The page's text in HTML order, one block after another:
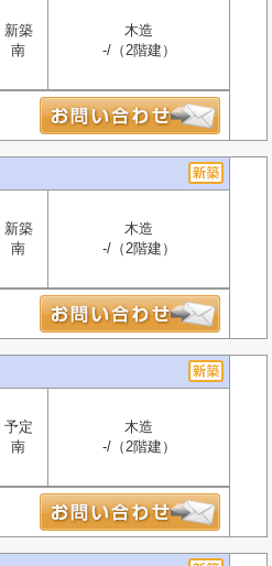
新築
南
木造
-/（2階建）
新築
南
木造
-/（2階建）
予定
南
木造
-/（2階建）